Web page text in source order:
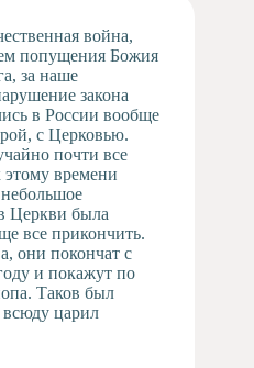
война,
попущения Божия
за наше
закона
в России вообще
с Церковью.
почти все
времени
Церкви была
все прикончить.
они покончат с
и покажут по
Таков был
царил